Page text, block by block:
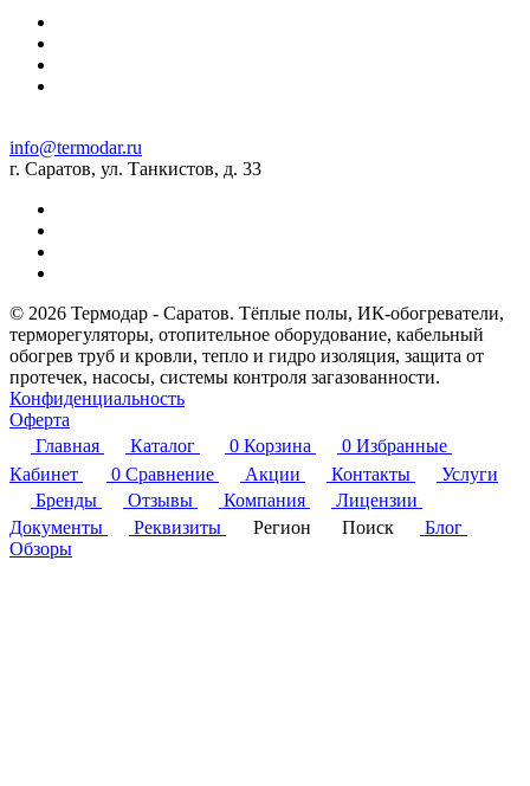
info@termodar.ru
г. Саратов, ул. Танкистов, д. 33
© 2026 Термодар - Саратов. Тёплые полы, ИК-обогреватели,
терморегуляторы, отопительное оборудование, кабельный
обогрев труб и кровли, тепло и гидро изоляция, защита от
протечек, насосы, системы контроля загазованности.
Конфиденциальность
Оферта
Главная
Каталог 0 Корзина 0 Избранные
Кабинет
0 Сравнение Акции Контакты
Услуги
Бренды
Отзывы Компания
Лицензии
Документы
Реквизиты Регион Поиск
Блог
Обзоры